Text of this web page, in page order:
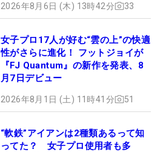
2026年8月6日 (木) 13時42分 33
女子プロ17人が好む“雲の上”の快適
性がさらに進化！ フットジョイが
『FJ Quantum』の新作を発表、8
月7日デビュー
2026年8月1日 (土) 11時41分 51
“軟鉄”アイアンは2種類あるって知
ってた？ 女子プロ使用者も多